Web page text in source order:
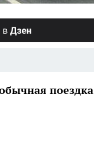
поездка